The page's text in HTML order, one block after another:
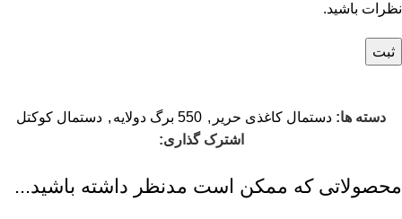
نظرات باشید.
دسته ها: دستمال کاغذی حریر , 550 برگ دولایه , دستمال کوکتل
اشترک گذاری:
محصولاتی که ممکن است مدنظر داشته باشید...